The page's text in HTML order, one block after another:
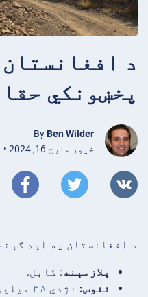
پخښونکي
By Ben Wilder
خپور مارچ 16, 2024 • د ولولو لپاره 6 دقیقې
د افغانستان په اړه
پلازمېنه : کابل.
نفوس: نژدې ۳۸ میلیونه خلک.